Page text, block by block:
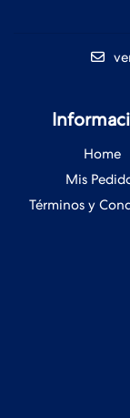
Home
Mis
Términos y